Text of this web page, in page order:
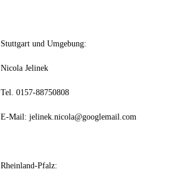
Stuttgart und Umgebung:
Nicola Jelinek
Tel. 0157-88750808
E-Mail: jelinek.nicola@googlemail.com
Rheinland-Pfalz: